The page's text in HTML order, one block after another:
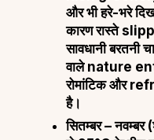
और भी हरे-भरे
कारण रास्ते
सावधानी बरतनी
वाले nature
रोमांटिक और
है।
सितम्बर –